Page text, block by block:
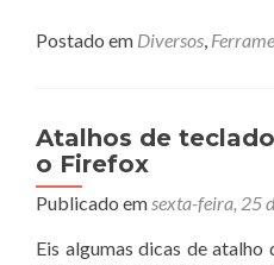
Postado em Diversos,
Atalhos de
o Firefox
Publicado emsexta-feira, 25
Eis algumas dicas de